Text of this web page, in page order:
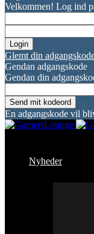
Velkommen! Log ind
Glemt din
Gendan adgangskode
Gendan din
En adgangskode vil
Nyheder